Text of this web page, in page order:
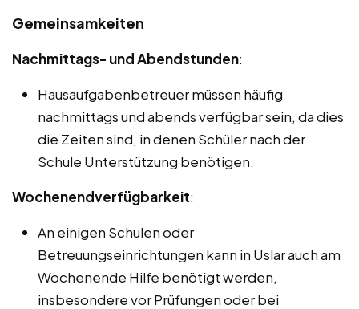
Gemeinsamkeiten
Nachmittags- und Abendstunden:
Hausaufgabenbetreuer müssen häufig
nachmittags und abends verfügbar sein, da dies
die Zeiten sind, in denen Schüler nach der
Schule Unterstützung benötigen.
Wochenendverfügbarkeit:
An einigen Schulen oder
Betreuungseinrichtungen kann in Uslar auch am
Wochenende Hilfe benötigt werden,
insbesondere vor Prüfungen oder bei